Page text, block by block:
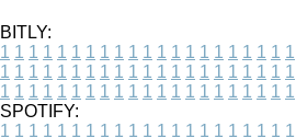
BITLY:
1 1 1 1 1 1 1 1 1 1 1 1 1 1 1 1 1 1 1 1 1
1 1 1 1 1 1 1 1 1 1 1 1 1 1 1 1 1 1 1 1 1
1 1 1 1 1 1 1 1 1 1 1 1 1 1 1 1 1 1 1 1 1
SPOTIFY:
1 1 1 1 1 1 1 1 1 1 1 1 1 1 1 1 1 1 1 1 1